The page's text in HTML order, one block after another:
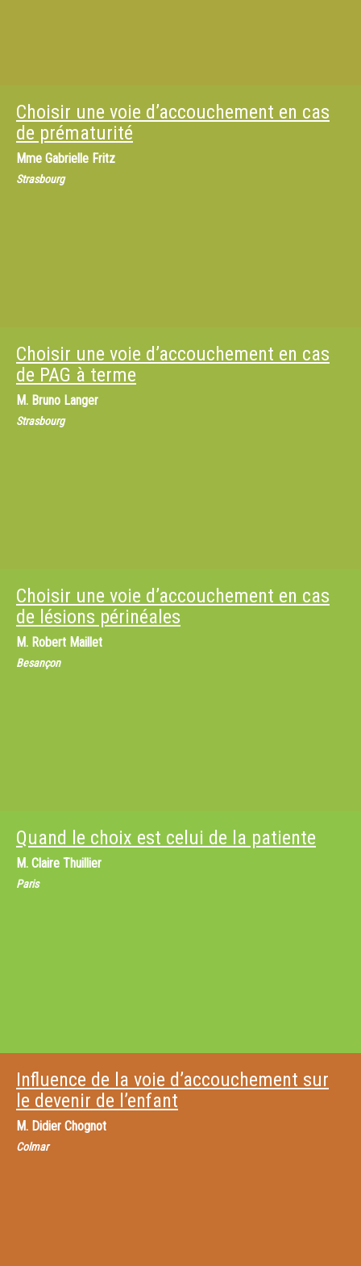
Choisir une voie d’accouchement en cas
de prématurité
Mme Gabrielle Fritz
Strasbourg
Choisir une voie d’accouchement en cas
de PAG à terme
M. Bruno Langer
Strasbourg
Choisir une voie d’accouchement en cas
de lésions périnéales
M. Robert Maillet
Besançon
Quand le choix est celui de la patiente
M. Claire Thuillier
Paris
Influence de la voie d’accouchement sur
le devenir de l’enfant
M. Didier Chognot
Colmar